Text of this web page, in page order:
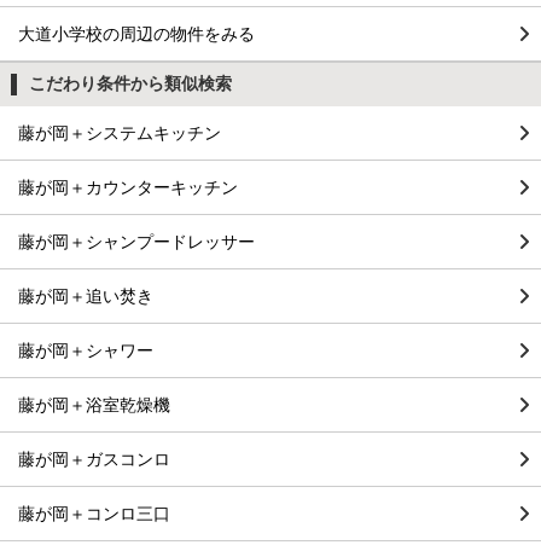
大道小学校の周辺の物件をみる
こだわり条件から類似検索
藤が岡＋システムキッチン
藤が岡＋カウンターキッチン
藤が岡＋シャンプードレッサー
藤が岡＋追い焚き
藤が岡＋シャワー
藤が岡＋浴室乾燥機
藤が岡＋ガスコンロ
藤が岡＋コンロ三口